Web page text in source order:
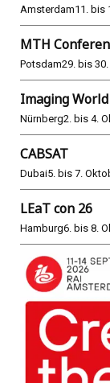
Amsterdam11. bis
MTH
Potsdam29. bis
Imaging World
Nürnberg2. bis 4.
CABSAT
Dubai5. bis 7.
LEaT con 26
Hamburg6. bis 8.